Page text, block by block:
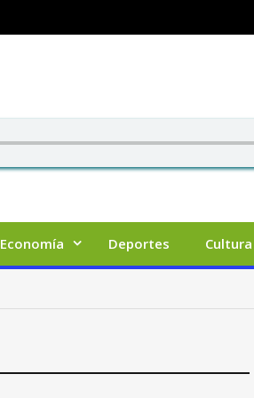
Economía Deportes Cultura